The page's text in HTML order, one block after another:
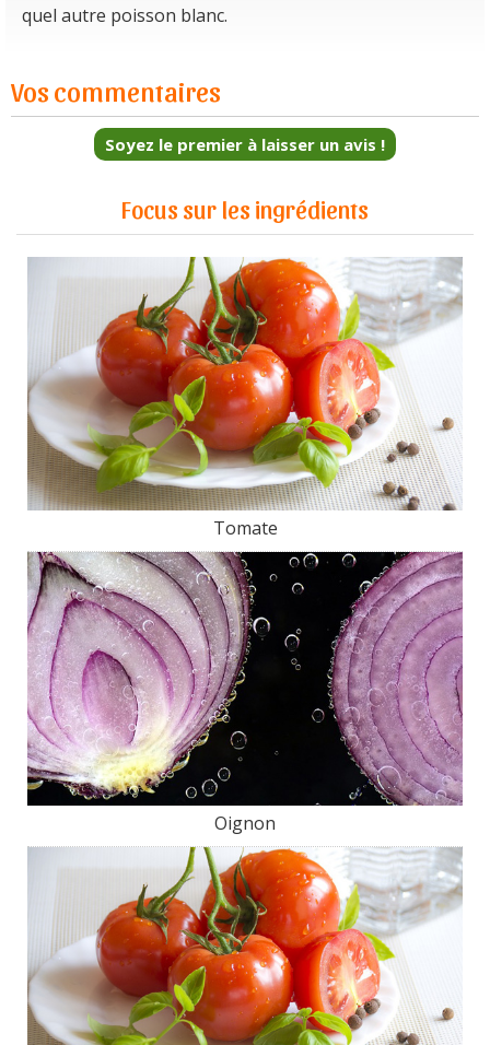
quel autre poisson blanc.
Vos commentaires
Soyez le premier à laisser un avis !
Focus sur les ingrédients
Tomate
Oignon